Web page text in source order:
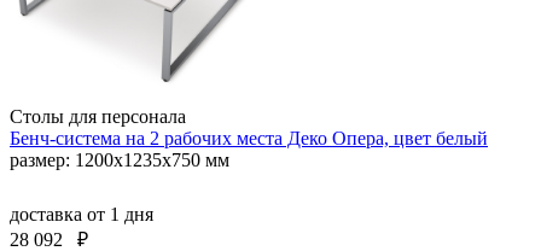
Столы для персонала
Бенч-система на 2 рабочих места Деко Опера, цвет белый
размер: 1200х1235х750 мм
доставка от 1 дня
28 092
₽